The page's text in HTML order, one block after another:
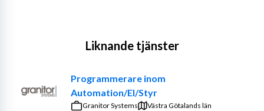
Liknande tjänster
Programmerare inom
Automation/El/Styr
Granitor Systems Västra Götalands län